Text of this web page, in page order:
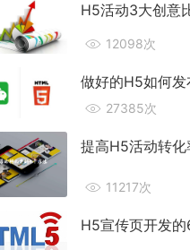
H5活动3大创意
12098次
做好的H5如何
27385次
提高H5活动转
11217次
H5宣传页开发